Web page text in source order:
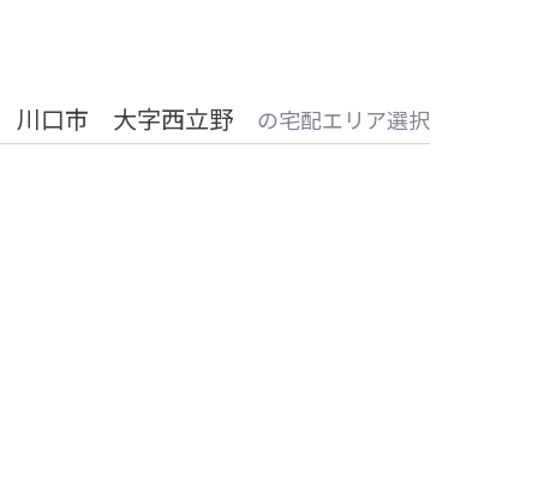
川口市 大字西立野 の宅配エリア選択